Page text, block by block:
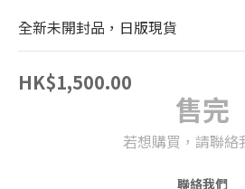
全新未開封品，日版現貨
HK$1,500.00
售完
若想購買，請聯絡
聯絡我們